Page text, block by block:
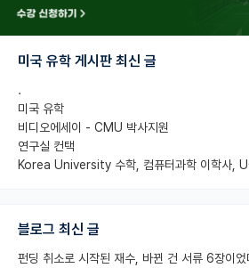
미국 유학 게시판 최신 글
.
미국 유학
비디오에세이 - CMU 박사지원
연구실 컨택
블로그 최신 글